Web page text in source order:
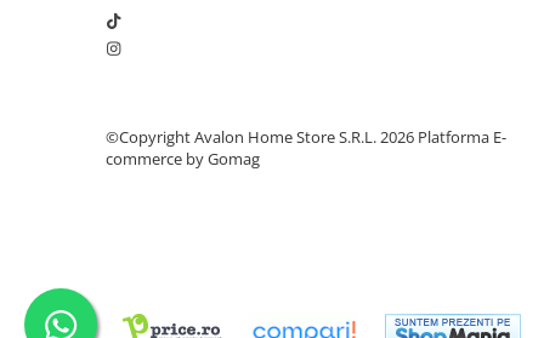
©Copyright Avalon Home Store S.R.L. 2026 Platforma E-
commerce by Gomag